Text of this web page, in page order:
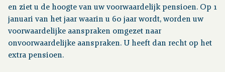
en ziet u de hoogte van uw voorwaardelijk pensioen. Op 1
januari van het jaar waarin u 60 jaar wordt, worden uw
voorwaardelijke aanspraken omgezet naar
onvoorwaardelijke aanspraken. U heeft dan recht op het
extra pensioen.